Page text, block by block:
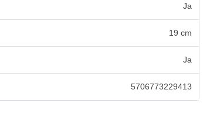
Ja
19 cm
Ja
5706773229413